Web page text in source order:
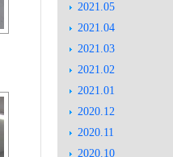
2021.05
2021.04
2021.03
2021.02
2021.01
2020.12
2020.11
2020.10